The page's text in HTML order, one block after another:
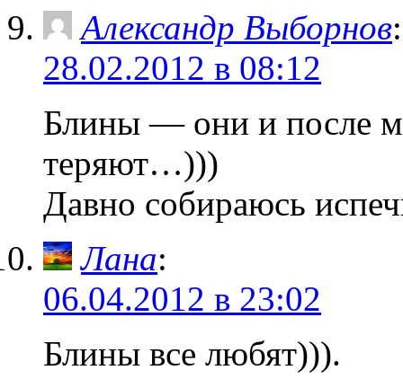
Александр Выборнов:
28.02.2012 в 08:12
Блины — они и после
теряют…)))
Давно собираюсь
Лана:
06.04.2012 в 23:02
Блины все любят))).